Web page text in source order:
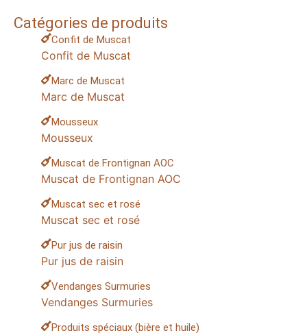
Catégories de produits
Confit de Muscat
Confit de Muscat
Marc de Muscat
Marc de Muscat
Mousseux
Mousseux
Muscat de Frontignan AOC
Muscat de Frontignan AOC
Muscat sec et rosé
Muscat sec et rosé
Pur jus de raisin
Pur jus de raisin
Vendanges Surmuries
Vendanges Surmuries
Produits spéciaux (bière et huile)